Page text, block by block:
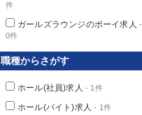
件
ガールズラウンジのボーイ求人 -
0件
職種からさがす
ホール(社員)求人 - 1件
ホール(バイト)求人 - 1件
群馬県